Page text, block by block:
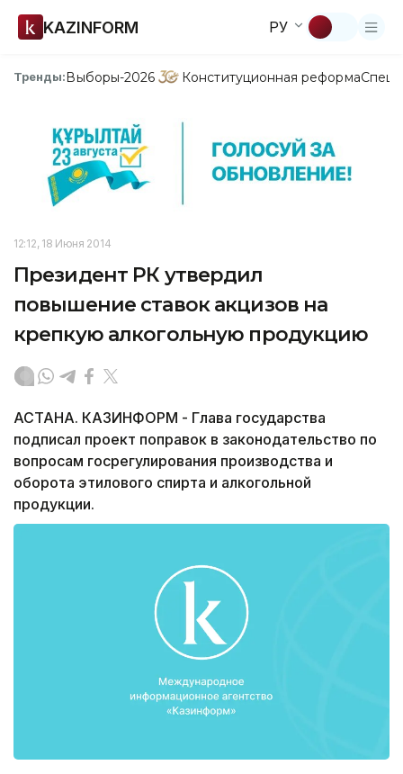
KAZINFORM РУ
Тренды:Выборы-2026 Конституционная реформа
12:12, 18 Июня 2014
Президент РК утвердил
повышение ставок акцизов на
крепкую алкогольную продукцию
АСТАНА. КАЗИНФОРМ - Глава государства
подписал проект поправок в законодательство по
вопросам госрегулирования производства и
оборота этилового спирта и алкогольной
продукции.